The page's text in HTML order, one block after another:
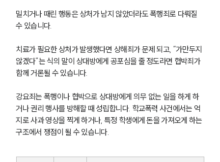
밀치거나 때린 행동은 상처가 남지 않았더라도 폭행죄로 다뤄질
수 있습니다.
치료가 필요한 상처가 발생했다면 상해죄가 문제 되고, “가만두지
않겠다”는 식의 말이 상대방에게 공포심을 줄 정도라면 협박죄가
함께 거론될 수 있습니다.
강요죄는 폭행이나 협박으로 상대방에게 의무 없는 일을 하게 하
거나 권리 행사를 방해할 때 성립합니다. 학교폭력 사건에서는 억
지로 사과 영상을 찍게 하거나, 특정 학생에게 돈을 가져오게 하는
구조에서 쟁점이 될 수 있습니다.